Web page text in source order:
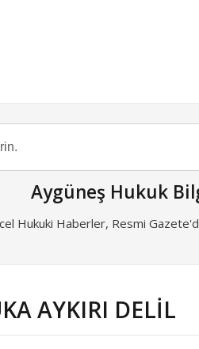
Aygüneş Hukuk
Hukuki Haberler, Resmi
AYKIRI DELİL